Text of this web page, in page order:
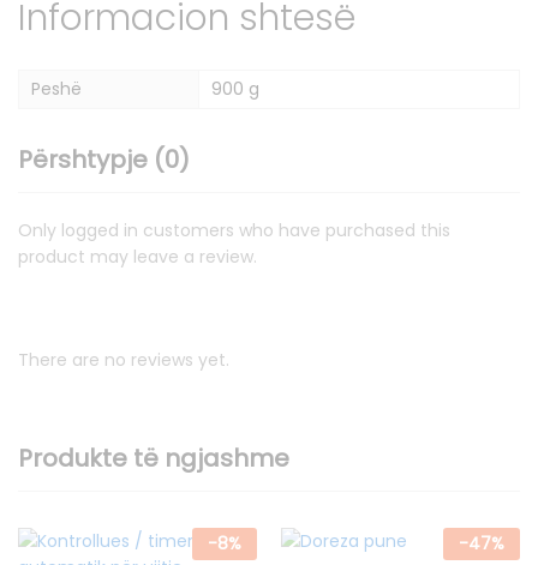
Informacion shtesë
Peshë 900 g
Përshtypje (0)
Only logged in customers who have purchased this
product may leave a review.
There are no reviews yet.
Produkte të ngjashme
-8% -47%